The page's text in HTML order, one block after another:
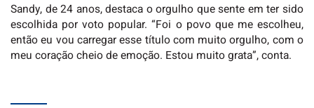
Sandy, de 24 anos, destaca o orgulho que sente em ter sido
escolhida por voto popular. “Foi o povo que me escolheu,
então eu vou carregar esse título com muito orgulho, com o
meu coração cheio de emoção. Estou muito grata”, conta.